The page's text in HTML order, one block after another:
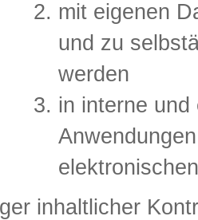
mit eigenen
und zu
werden
in interne
inhaltlicher